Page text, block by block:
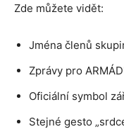
Zde můžete vidět:
Jména členů
Zprávy pro
Oficiální symbol
Stejné gesto